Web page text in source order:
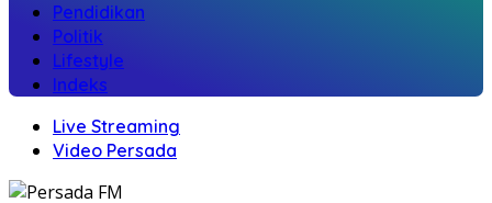
Pendidikan
Politik
Lifestyle
Indeks
Live Streaming
Video Persada